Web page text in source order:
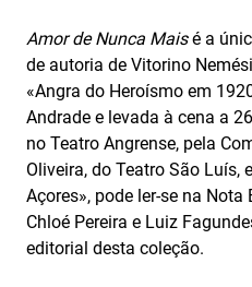
Amor de Nunca Maisé a
de autoria de Vitorino
«Angra do Heroísmo em
Andrade e levada à cena a
no Teatro Angrense, pela
Oliveira, do Teatro São Luís,
Açores», pode ler-se na
Chloé Pereira e Luiz
editorial desta coleção.